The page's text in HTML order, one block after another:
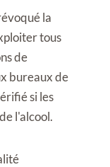
la
tous
de
bureaux de
si les
l'alcool.